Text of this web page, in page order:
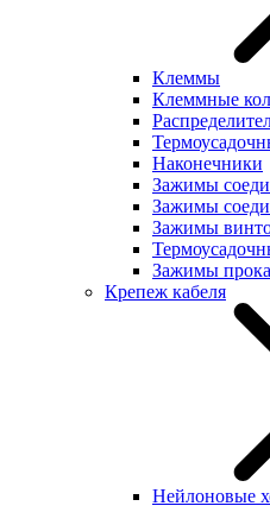
Клеммы
Клеммные
Наконечники
Зажимы
Зажимы
Зажимы
Зажимы
Крепеж кабеля
Нейлоновые